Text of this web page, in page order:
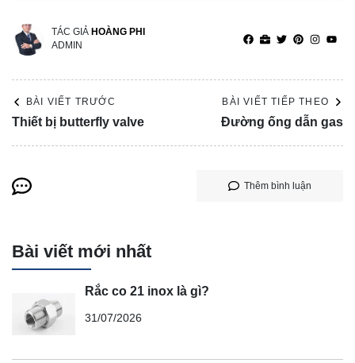
TÁC GIẢ HOÀNG PHI
ADMIN
BÀI VIẾT TRƯỚC
Thiết bị butterfly valve
BÀI VIẾT TIẾP THEO
Đường ống dẫn gas
Thêm bình luận
Bài viết mới nhất
Rắc co 21 inox là gì?
31/07/2026